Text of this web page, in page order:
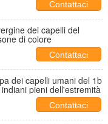
Contattaci
dei capelli del
di colore
Contattaci
dei capelli umani del 1b
pieni dell'estremità
Contattaci